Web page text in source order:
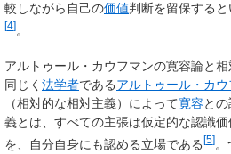
較しながら自己の価値判断を留保する
[4] 。
アルトゥール・カウフマンの寛容論と
同じく 法学者であるアルトゥール・カウ
（相対的な相対主義）によって寛容と
義とは、すべての主張は仮定的な認識
を、自分自身にも認める立場である[5]